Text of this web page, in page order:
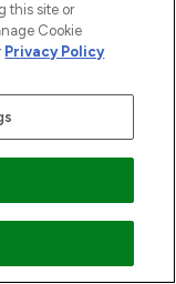
this site or
Cookie
Privacy Policy